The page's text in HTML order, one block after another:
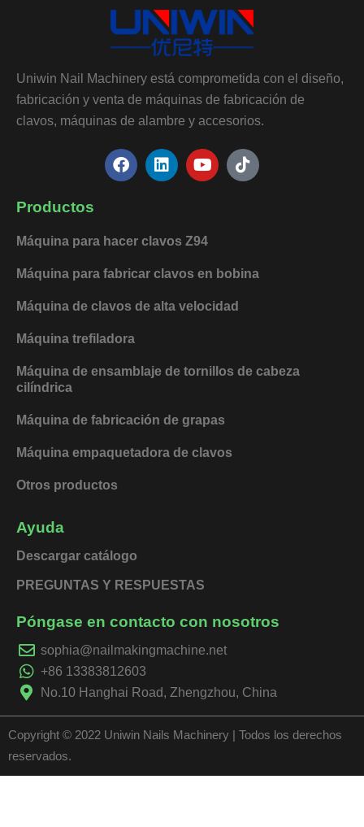
Uniwin Nail Machinery está comprometida con el diseño,
fabricación y venta de máquinas de fabricación de
clavos, máquinas de alambre y accesorios.
F
a
o
k
L
i
d
n
Y
o
b
T
i
Productos
Máquina para hacer clavos Z94
Máquina para fabricar clavos en bobina
Máquina de clavos de alta velocidad
Máquina trefiladora
Máquina de ensamblaje de tornillos de cabeza
cilíndrica
Máquina de fabricación de grapas
Máquina empaquetadora de clavos
Otros productos
Ayuda
Descargar catálogo
PREGUNTAS Y RESPUESTAS
Póngase en contacto con nosotros
sophia@nailmakingmachine.net
+86 13383812603
No.10 Hanghai Road, Zhengzhou, China
Copyright © 2022 Uniwin Nails Machinery | Todos los derechos
reservados.